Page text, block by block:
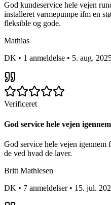
God kundeservice hele vejen
installeret varmepumpe ifm en
fleksible og gode.
Mathias
DK • 1 anmeldelse • 5. aug.
Verificeret
God service hele vejen
God service hele vejen igennem
de ved hvad de laver.
Britt Mathiesen
DK • 7 anmeldelser• 15. jul.